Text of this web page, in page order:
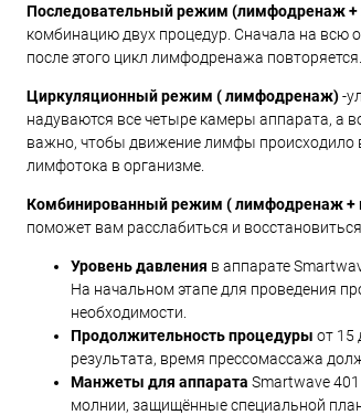
Последовательный режим (лимфодренаж
комбинацию двух процедур. Сначала на всю
после этого цикл лимфодренажа повторяется.
Циркуляционный режим ( лимфодренаж)-
надуваются все четыре камеры аппарата, а
важно, чтобы движение лимфы происходило
лимфотока в организме.
Комбинированный режим ( лимфодренаж +
поможет вам расслабиться и
Уровень давления в аппарате
На начальном этапе для проведения
необходимости.
Продолжительность процедуры от 15
результата, время прессомассажа
Манжеты для аппарата Smartwave
молнии, защищённые специальной